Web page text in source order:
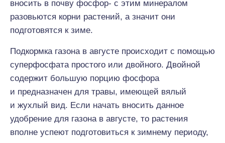
вносить в почву фосфор- с этим минералом
разовьются корни растений, а значит они
подготовятся к зиме.
Подкормка газона в августе происходит с помощью
суперфосфата простого или двойного. Двойной
содержит большую порцию фосфора
и предназначен для травы, имеющей вялый
и жухлый вид. Если начать вносить данное
удобрение для газона в августе, то растения
вполне успеют подготовиться к зимнему периоду,